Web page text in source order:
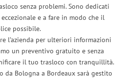
senza problemi. Sono dedicati
e a fare in modo che il
possibile.
l’azienda per ulteriori informazioni
un preventivo gratuito e senza
il tuo trasloco con tranquillità.
da Bologna a Bordeaux sarà gestito